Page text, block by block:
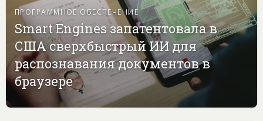
ПРОГРАММНОЕ ОБЕСПЕЧЕНИЕ
Smart Engines запатентовала в
США сверхбыстрый ИИ для
распознавания документов в
браузере